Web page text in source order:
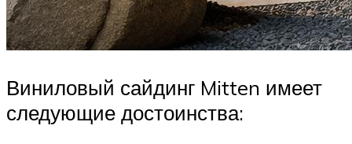
Виниловый сайдинг Mitten имеет
следующие достоинства: